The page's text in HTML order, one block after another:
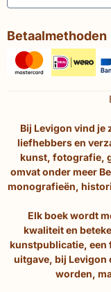
Betaalmethoden
Bij Levigon vind je
liefhebbers en
kunst, fotografie,
omvat onder meer
monografieën,
Elk boek wordt
kwaliteit en
kunstpublicatie,
uitgave, bij Levigon
worden,